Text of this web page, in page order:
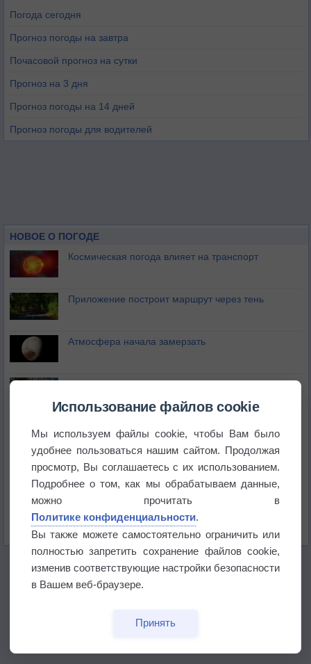
Погода сегодня
Прогноз погоды на завтра
Почасовой прогноз на сутки
Прогноз на 3 дня
Прогноз погоды на 14 дней
Прогноз погоды для водителей
НОВОЕ О ПОГОДЕ
Космическая погода влияет на транспорт
Приложение построит маршрут через тень
Атмосфера начала замерзать
В Приморье обнаружены морские волны тепла
бабочек
Погода в Екатеринбурге 6 августа
Погода в Краснодаре 6 августа
Использование файлов cookie
Мы используем файлы cookie, чтобы Вам было
удобнее пользоваться нашим сайтом. Продолжая
просмотр, Вы соглашаетесь с их использованием.
Подробнее о том, как мы обрабатываем данные,
можно прочитать в
Политике конфиденциальности.
Вы также можете самостоятельно ограничить или
полностью запретить сохранение файлов cookie,
изменив соответствующие настройки безопасности
в Вашем веб-браузере.
Принять